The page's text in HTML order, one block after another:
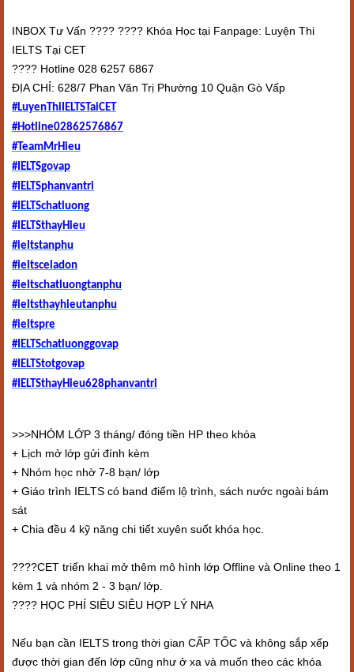
INBOX Tư Vấn ???? ???? Khóa Học tại Fanpage: Luyện Thi
IELTS Tại CET
️???? ️Hotline 028 6257 6867
ĐỊA CHỈ: 628/7 Phan Văn Trị Phường 10 Quận Gò Vấp
#LuyenThiIELTSTaiCET
#Hotline02862576867
#TeamMrHieu
#IELTSgovap
#IELTSphanvantri
#IELTSchatluong
#IELTSthayHieu
#ieltstanphu
#ieltsceladon
#ieltschatluongtanphu
#ieltsthayhieutanphu
#ieltspre
#IELTSchatluonggovap
#IELTStotgovap
#IELTSthayHieu628phanvantri
>>>NHÓM LỚP 3 tháng/ đóng tiền HP theo khóa
+ Lịch mở lớp gửi đính kèm
+ Nhóm học nhờ 7-8 bạn/ lớp
+ Giáo trình IELTS có band điểm lộ trình, sách nước ngoài bám
sát
+ Chia đều 4 kỹ năng chi tiết xuyên suốt khóa học.
????CET triển khai mở thêm mô hình lớp Offline và Online theo 1
kèm 1 và nhóm 2 - 3 bạn/ lớp.
???? HỌC PHÍ SIÊU SIÊU HỢP LÝ NHA
Nếu bạn cần IELTS trong thời gian CẤP TỐC và không sắp xếp
được thời gian đến lớp cũng như ở xa và muốn theo các khóa